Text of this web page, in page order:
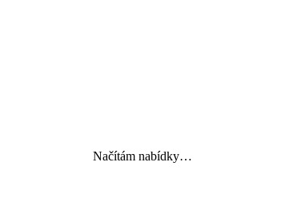
Načítám nabídky…